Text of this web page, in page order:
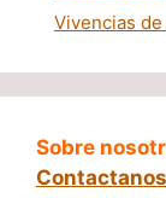
Vivencias
Sobre
Contactanos